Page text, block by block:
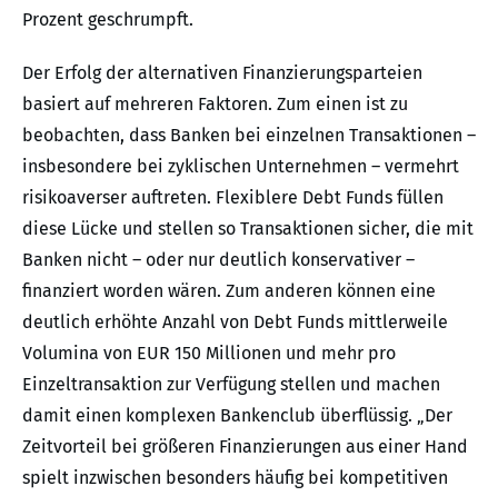
Prozent geschrumpft.
Der Erfolg der alternativen Finanzierungsparteien
basiert auf mehreren Faktoren. Zum einen ist zu
beobachten, dass Banken bei einzelnen Transaktionen –
insbesondere bei zyklischen Unternehmen – vermehrt
risikoaverser auftreten. Flexiblere Debt Funds füllen
diese Lücke und stellen so Transaktionen sicher, die mit
Banken nicht – oder nur deutlich konservativer –
finanziert worden wären. Zum anderen können eine
deutlich erhöhte Anzahl von Debt Funds mittlerweile
Volumina von EUR 150 Millionen und mehr pro
Einzeltransaktion zur Verfügung stellen und machen
damit einen komplexen Bankenclub überflüssig. „Der
Zeitvorteil bei größeren Finanzierungen aus einer Hand
spielt inzwischen besonders häufig bei kompetitiven